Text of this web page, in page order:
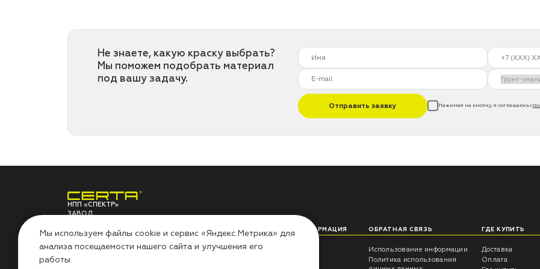
Не знаете, какую краску выбрать?
Мы поможем подобрать материал
под вашу задачу.
Отправить заявку Нажимая на кнопку, я соглашаюсь с
НПП «СПЕКТР»
ЗАВОД
МАТЕРИАЛОВ
О ЗАВОДЕ
НПП «СПЕКТР»
ПОЛЕЗНАЯ ИНФОРМАЦИЯ
Советы технолога
ОБРАТНАЯ СВЯЗЬ
Использование информации
Политика использования
ГДЕ КУПИТЬ
Доставка
Оплата
Мы используем файлы cookie и сервис «Яндекс.Метрика» для
анализа посещаемости нашего сайта и улучшения его
работы.